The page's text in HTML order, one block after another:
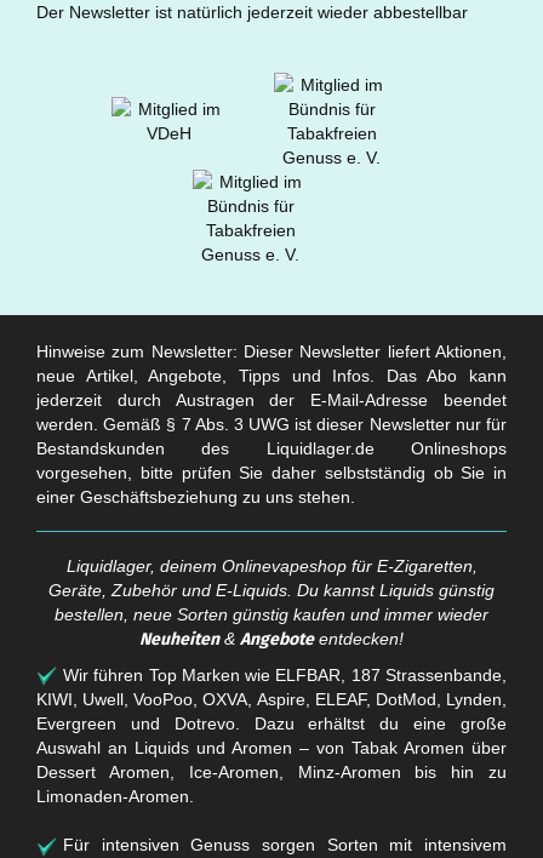
Der Newsletter ist natürlich jederzeit wieder abbestellbar
Hinweise zum Newsletter: Dieser Newsletter liefert Aktionen,
neue Artikel, Angebote, Tipps und Infos. Das Abo kann
jederzeit durch Austragen der E-Mail-Adresse beendet
werden. Gemäß § 7 Abs. 3 UWG ist dieser Newsletter nur für
Bestandskunden des Liquidlager.de Onlineshops
vorgesehen, bitte prüfen Sie daher selbstständig ob Sie in
einer Geschäftsbeziehung zu uns stehen.
Liquidlager, deinem Onlinevapeshop für E-Zigaretten,
Geräte, Zubehör und E-Liquids. Du kannst Liquids günstig
bestellen, neue Sorten günstig kaufen und immer wieder
Neuheiten& Angeboteentdecken!
Wir führen Top Marken wie ELFBAR, 187 Strassenbande,
KIWI, Uwell, VooPoo, OXVA, Aspire, ELEAF, DotMod, Lynden,
Evergreen und Dotrevo. Dazu erhältst du eine große
Auswahl an Liquids und Aromen – von Tabak Aromen über
Dessert Aromen, Ice-Aromen, Minz-Aromen bis hin zu
Limonaden-Aromen.
Für intensiven Genuss sorgen Sorten mit intensivem